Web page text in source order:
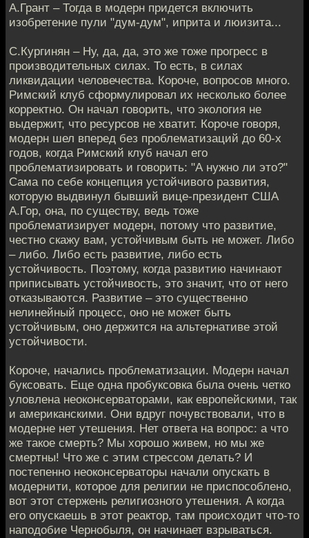
А.Грант – Тогда в модерн придется включить
изобретение пули "дум-дум", иприта и люизита...
С.Кургинян – Ну, да, да, это же тоже прогресс в
производительных силах. То есть, в силах
ликвидации человечества. Короче, вопросов много.
Римский клуб сформулировал их несколько более
корректно. Он начал говорить, что экология не
выдержит, что ресурсов не хватит. Короче говоря,
модерн шел вперед без проблематизаций до 60-х
годов, когда Римский клуб начал его
проблематизировать и говорить: "А нужно ли это?"
Сама по себе концепция устойчивого развития,
которую выдвинул бывший вице-президент США
А.Гор, она, по существу, ведь тоже
проблематизирует модерн, потому что развитие,
честно скажу вам, устойчивым быть не может. Либо
– либо. Либо есть развитие, либо есть
устойчивость. Поэтому, когда развитию начинают
приписывать устойчивость, это значит, что от него
отказываются. Развитие – это существенно
нелинейный процесс, оно не может быть
устойчивым, оно держится на альтернативе этой
устойчивости.
Короче, начались проблематизации. Модерн начал
буксовать. Еще одна пробуксовка была очень четко
уловлена неоконсерваторами, как европейскими, так
и американскими. Они вдруг почувствовали, что в
модерне нет утешения. Нет ответа на вопрос: а что
же такое смерть? Мы хорошо живем, но мы же
смертны! Что же с этим стрессом делать? И
постепенно неоконсерваторы начали опускать в
модернити, которое для религии не приспособлено,
вот этот стержень религиозного утешения. А когда
его опускаешь в этот реактор, там происходит что-то
наподобие Чернобыля, он начинает взрываться.